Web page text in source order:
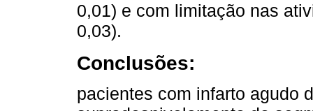
0,01) e com limitação nas
0,03).
Conclusões:
pacientes com infarto agudo